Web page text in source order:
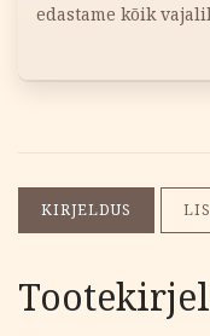
edastame kõik
KIRJELDUS